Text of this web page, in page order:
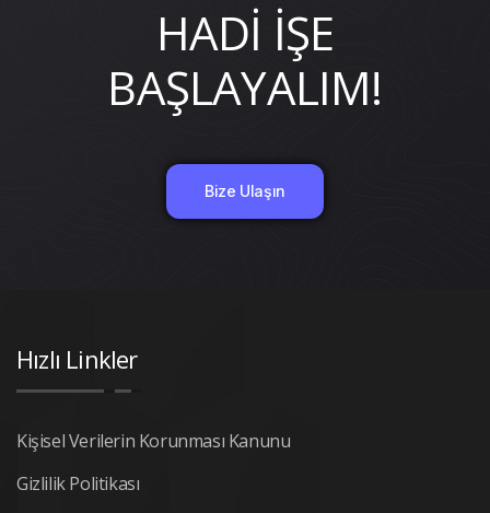
HADİ İŞE
BAŞLAYALIM!
Bize Ulaşın
Hızlı Linkler
Kişisel Verilerin Korunması Kanunu
Gizlilik Politikası